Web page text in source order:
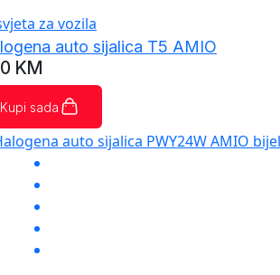
za vozila
auto sijalica T5 AMIO
KM
Kupi sada